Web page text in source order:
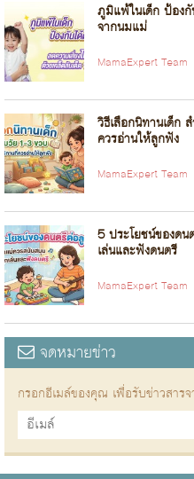
ภูมิแพ้ในเด็ก ป้องกั
จากนมแม่
MamaExpert Team
วิธีเลือกนิทานเด็ก
ควรอ่านให้ลูกฟัง
MamaExpert Team
5 ประโยชน์ของด
เล่นและฟังดนตรี
MamaExpert Team
จดหมายข่าว
กรอกอีเมล์ของคุณ เพื่อรับข่าวสารจ